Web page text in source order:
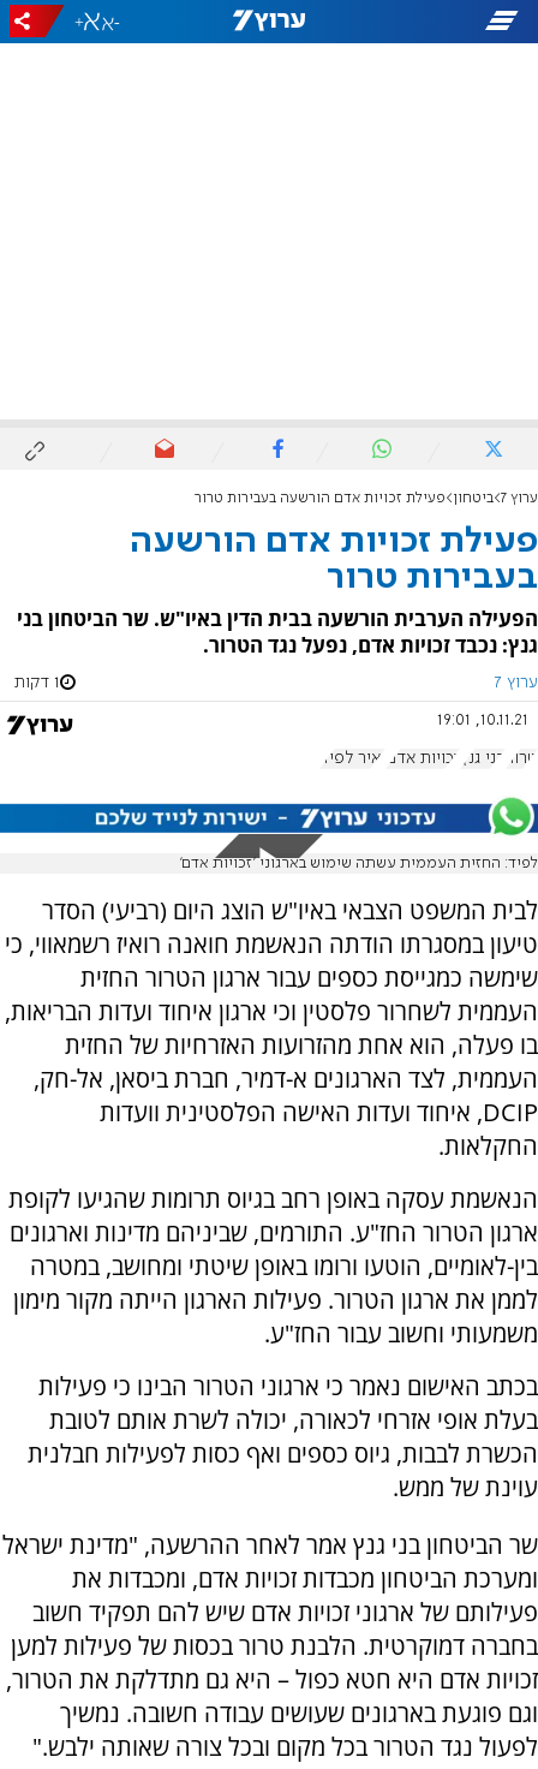
-
+
ערוץ 7 ביטחון פעילת זכויות אדם הורשעה בעבירות טרור
פעילת זכויות אדם הורשעה
בעבירות טרור
הפעילה הערבית הורשעה בבית הדין באיו"ש. שר הביטחון בני
גנץ: נכבד זכויות אדם, נפעל נגד הטרור.
ערוץ 7 1 דקות
10.11.21, 19:01
טרור בני גנץ זכויות אדם יאיר לפיד
לפיד: החזית העממית עשתה שימוש בארגוני 'זכויות אדם'
לבית המשפט הצבאי באיו"ש הוצג היום (רביעי) הסדר
טיעון במסגרתו הודתה הנאשמת חואנה רואיז רשמאווי, כי
שימשה כמגייסת כספים עבור ארגון הטרור החזית
העממית לשחרור פלסטין וכי ארגון איחוד ועדות הבריאות,
בו פעלה, הוא אחת מהזרועות האזרחיות של החזית
העממית, לצד הארגונים א-דמיר, חברת ביסאן, אל-חק,
DCIP, איחוד ועדות האישה הפלסטינית וועדות
החקלאות.
הנאשמת עסקה באופן רחב בגיוס תרומות שהגיעו לקופת
ארגון הטרור החז"ע. התורמים, שביניהם מדינות וארגונים
בין-לאומיים, הוטעו ורומו באופן שיטתי ומחושב, במטרה
לממן את ארגון הטרור. פעילות הארגון הייתה מקור מימון
משמעותי וחשוב עבור החז"ע.
בכתב האישום נאמר כי ארגוני הטרור הבינו כי פעילות
בעלת אופי אזרחי לכאורה, יכולה לשרת אותם לטובת
הכשרת לבבות, גיוס כספים ואף כסות לפעילות חבלנית
עוינת של ממש.
שר הביטחון בני גנץ אמר לאחר ההרשעה, "מדינת ישראל
ומערכת הביטחון מכבדות זכויות אדם, ומכבדות את
פעילותם של ארגוני זכויות אדם שיש להם תפקיד חשוב
בחברה דמוקרטית. הלבנת טרור בכסות של פעילות למען
זכויות אדם היא חטא כפול – היא גם מתדלקת את הטרור,
וגם פוגעת בארגונים שעושים עבודה חשובה. נמשיך
לפעול נגד הטרור בכל מקום ובכל צורה שאותה ילבש."